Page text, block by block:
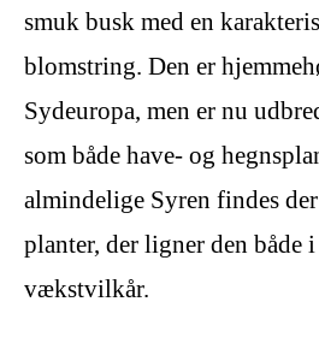
smuk busk med en
blomstring. Den er
Sydeuropa, men er nu
som både have- og
almindelige Syren findes
planter, der ligner den både
vækstvilkår.